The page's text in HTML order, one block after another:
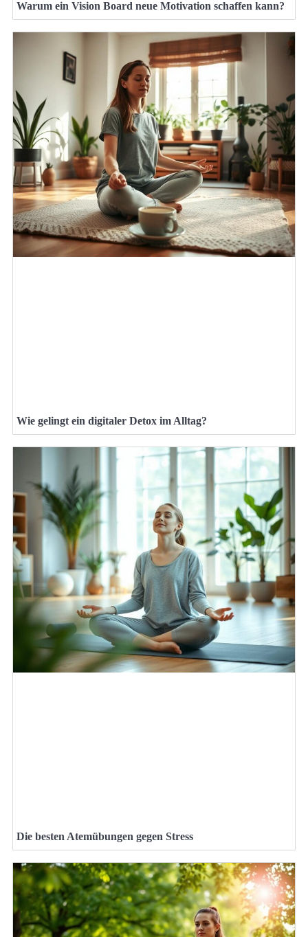
Warum ein Vision Board neue Motivation schaffen kann?
Wie gelingt ein digitaler Detox im Alltag?
Die besten Atemübungen gegen Stress